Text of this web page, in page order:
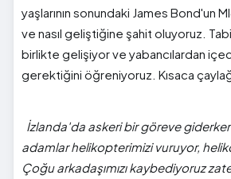
yaşlarının sonundaki James Bond'un
ve nasıl geliştiğine şahit oluyoruz.
birlikte gelişiyor ve yabancılardan
gerektiğini öğreniyoruz. Kısaca
İzlanda'da askeri bir göreve
adamlar helikopterimizi vuruyor,
Çoğu arkadaşımızı kaybediyoruz